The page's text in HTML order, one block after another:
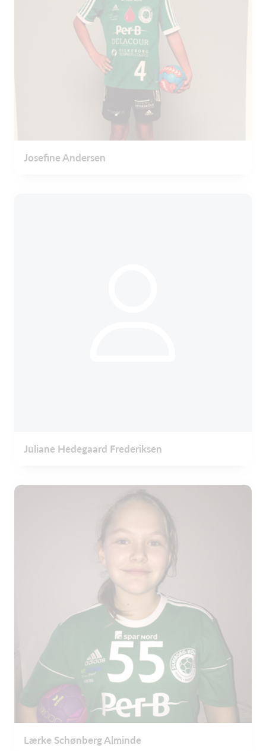
Josefine Andersen
Juliane Hedegaard Frederiksen
Lærke Schønberg Alminde